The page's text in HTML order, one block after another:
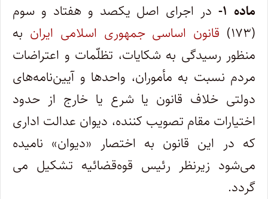
ماده ۱-
در اجرای اصل یکصد و هفتاد و سوم
(۱۷۳)
قانون اساسی جمهوری اسلامی ایران به
منظور رسیدگی به شکایات، تظلّمات و اعتراضات
مردم نسبت به مأموران، واحدها و آیین‌نامه‌های
دولتی خلاف قانون یا شرع یا خارج از حدود
اختیارات مقام تصویب کننده، دیوان عدالت اداری
که در این قانون به اختصار «دیوان» نامیده
می‌شود زیرنظر رئیس قوه‌قضائیه تشکیل می
گردد.